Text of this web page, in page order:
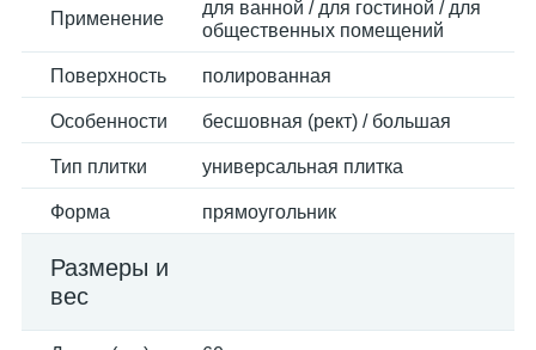
Применение
для ванной / для гостиной / для
общественных помещений
Поверхность полированная
Особенности бесшовная (рект) / большая
Тип плитки универсальная плитка
Форма прямоугольник
Размеры и
вес